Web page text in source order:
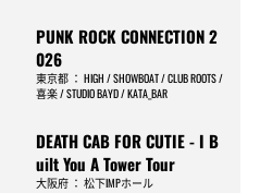
PUNK ROCK CONNECTION 2
026
東京都 ：HIGH / SHOWBOAT / CLUB ROOTS /
喜楽 / STUDIO BAYD / KATA_BAR
DEATH CAB FOR CUTIE - I B
uilt You A Tower Tour
大阪府 ：松下IMPホール